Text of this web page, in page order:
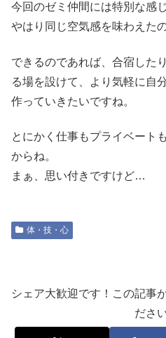
今回のゼミ仲間には特別な感
やはり同じ空気感を味わえた
できるのであれば、合宿した
る場を設けて、より気軽に自
作っていきたいですね。
とにかく仕事もプライベート
からね。
まぁ、思い付きですけど…
体・技・心
シェア大歓迎です！この記事
ださ